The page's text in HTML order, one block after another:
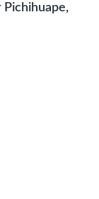
Pichihuape,